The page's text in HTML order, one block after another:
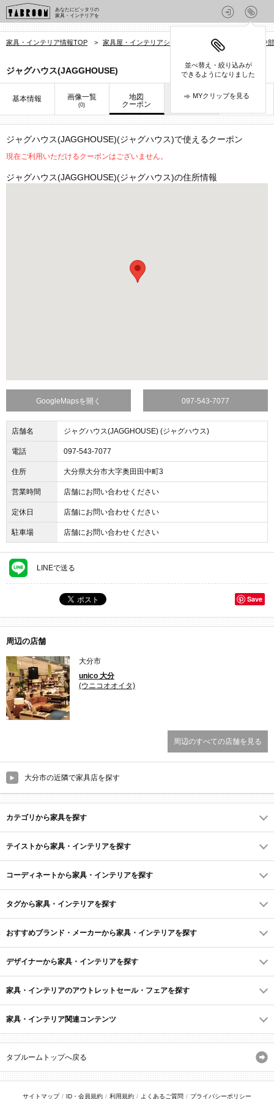
あなたにピッタリの
家具・インテリアを
並べ替え・絞り込みが
できるようになりました
MYクリップを見る
家具・インテリア情報TOP > 家具屋・インテリアショップを探す > 中
ジャグハウス(JAGGHOUSE)
基本情報 画像一覧
(0)
地図
クーポン
お知らせ 口コミ
ジャグハウス(JAGGHOUSE)(ジャグハウス)で使えるクーポン
現在ご利用いただけるクーポンはございません。
ジャグハウス(JAGGHOUSE)(ジャグハウス)の住所情報
GoogleMapsを開く 097-543-7077
店舗名 ジャグハウス(JAGGHOUSE) (ジャグハウス)
電話 097-543-7077
住所 大分県大分市大字奥田田中町3
営業時間 店舗にお問い合わせください
定休日 店舗にお問い合わせください
駐車場 店舗にお問い合わせください
LINEで送る
Save
周辺の店舗
大分市
unico 大分
(ウニコオオイタ)
周辺のすべての店舗を見る
大分市の近隣で家具店を探す
カテゴリから家具を探す
テイストから家具・インテリアを探す
コーディネートから家具・インテリアを探す
タグから家具・インテリアを探す
おすすめブランド・メーカーから家具・インテリアを探す
デザイナーから家具・インテリアを探す
家具・インテリアのアウトレットセール・フェアを探す
家具・インテリア関連コンテンツ
タブルームトップへ戻る
サイトマップ ID・会員規約 利用規約 よくあるご質問 プライバシーポリシー